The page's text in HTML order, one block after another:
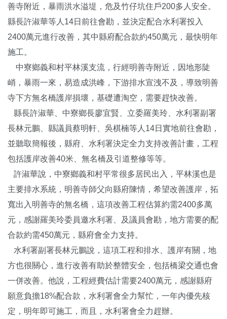
善寺附近，暴雨洪水溢堤，危及竹仔坑住戶200多人安全。
縣長許淑華等人14日前往會勘，並決定配合水利署投入
2400萬元進行改善，其中縣府配合款約450萬元，最快明年
施工。
中寮鄉義和村平林溪支流，行經明善寺附近，因地形陡
峭，暴雨一來，易造成洪峰，下游排水宣洩不及，導致明善
寺下方無名橋護岸損壞，基礎遭淘空，需要趕快改善。
縣長許淑華、中寮鄉長廖宜賢、立委羅美玲、水利署副署
長林元鵬、縣議員蔡明軒、吳棋楠等人14日實地前往會勘，
並聽取簡報後，縣府、水利署決定全力支持改善計畫，工程
包括護岸改善40米、無名橋及引道整修等等。
許淑華說，中寮鄉義和村平常很多居民出入，平林溪也是
主要排水系統，明善寺師父向縣府陳情，希望改善護岸，拓
寬出入明善寺的無名橋，這項改善工程估算約需2400多萬
元，感謝羅美玲委員邀水利署、及議員會勘，地方需要的配
合款約需450萬元，縣府會全力支持。
水利署副署長林元鵬說，這項工程和排水、護岸有關，地
方也很關心，進行改善有助於整體安全，包括橋梁交通也會
一併改善。他說，工程經費估計需要2400萬元，感謝縣府
願意負擔18%配合款，水利署會全力幫忙，一年內優先核
定，明年即可施工，而且，水利署會全力趕辦。